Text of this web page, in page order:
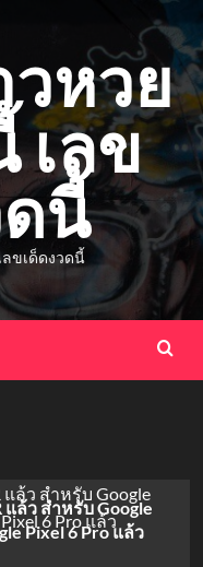
หวย
เลข
นี้
ขเด็ดงวดนี้
ล้ว สำหรับ Google
Pixel 6 Pro แล้ว